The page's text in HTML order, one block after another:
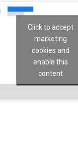
Click to accept
marketing
cookies and
enable this
content